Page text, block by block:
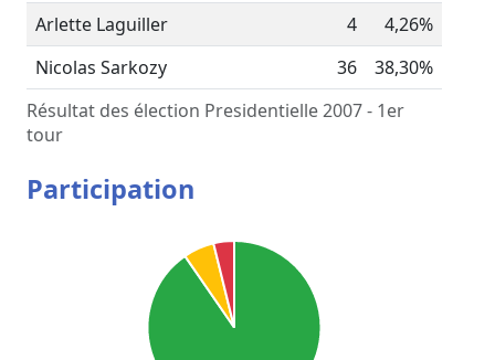
Résultat des élection Presidentielle 2007 - 1er
tour
Arlette Laguiller
4
4,26%
Nicolas Sarkozy
36 38,30%
Participation